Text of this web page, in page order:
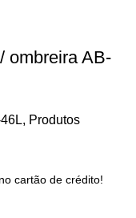
ombreira AB-
, Produtos
cartão de crédito!